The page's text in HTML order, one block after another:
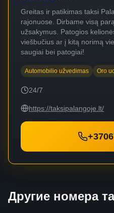
Greitas ir patikimas taksi
rajonuose. Dirbame visą
užsakymus. Patogios
viešbučius ar į kitą norimą
saugiai bei patogiai!
Automobilio užvedimas Oro
24/7
https://taksipalangoje.lt/
Другие номера